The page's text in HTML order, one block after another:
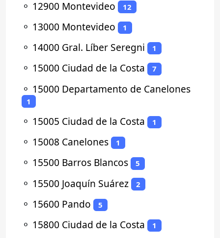
⚬ 12900 Montevideo 12
⚬ 13000 Montevideo 1
⚬ 14000 Gral. Líber Seregni 1
⚬ 15000 Ciudad de la Costa 7
⚬ 15000 Departamento de Canelones
1
⚬ 15005 Ciudad de la Costa 1
⚬ 15008 Canelones 1
⚬ 15500 Barros Blancos 5
⚬ 15500 Joaquín Suárez 2
⚬ 15600 Pando 5
⚬ 15800 Ciudad de la Costa 1